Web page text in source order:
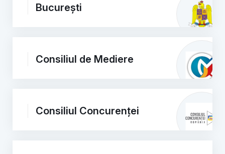
București
Consiliul de Mediere
Consiliul Concurenței